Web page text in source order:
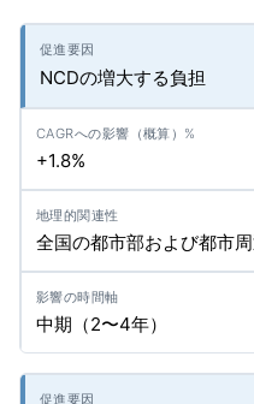
NCDの増大する負担
+1.8%
全国の都市部および都市
中期（2〜4年）